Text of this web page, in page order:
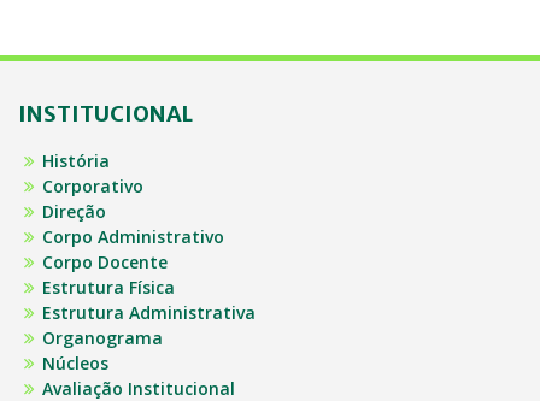
INSTITUCIONAL
História
Corporativo
Direção
Corpo Administrativo
Corpo Docente
Estrutura Física
Estrutura Administrativa
Organograma
Núcleos
Avaliação Institucional